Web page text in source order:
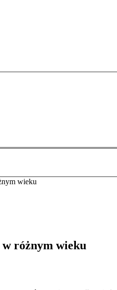
wieku
różnym wieku